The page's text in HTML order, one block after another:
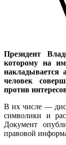
Президент
которому на
накладывается
человек
против
В их числе —
символики и
Документ
правовой